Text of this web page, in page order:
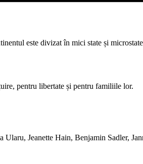
este divizat în mici state și
pentru libertate și pentru familiile lor.
Jeanette Hain, Benjamin Sadler,